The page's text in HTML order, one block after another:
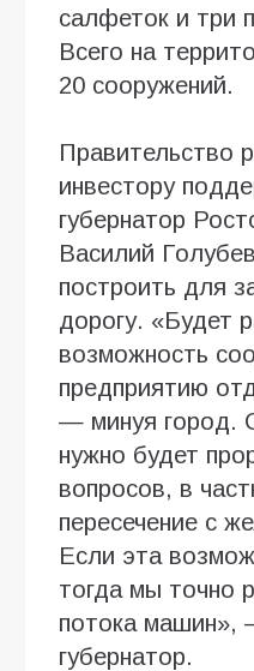
салфеток и три
Всего на
20 сооружений.
Правительство
инвестору
губернатор
Василий
построить для
дорогу. «Будет
возможность
предприятию
— минуя город.
нужно будет
вопросов, в
пересечение с
Если эта
тогда мы точно
потока машин»,
губернатор.